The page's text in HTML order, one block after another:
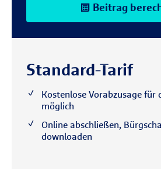
Beitrag
Standard-Tarif
Kostenlose Vorabzusage für
möglich
Online abschließen,
downloaden